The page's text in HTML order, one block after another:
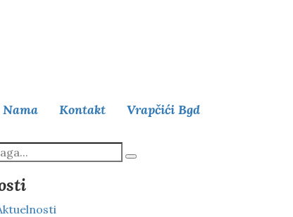
Nama Kontakt Vrapčići Bgd